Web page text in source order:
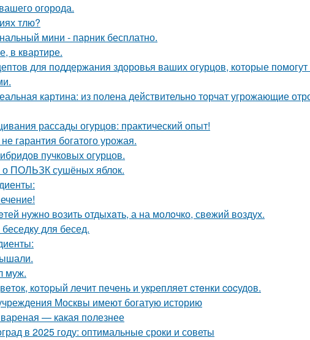
огорода.
тлю?
мини - парник бесплатно.
в квартире.
для поддержания здоровья ваших огурцов, которые помогут
картина: из полена действительно торчат угрожающие
рассады огурцов: практический опыт!
гарантия богатого урожая.
пучковых огурцов.
о ПОЛЬЗК сушёных яблок.
нужно вoзить отдыxaть, а на молoчко, свeжий воздух.
для бесед.
муж.
кoтopый лeчит пeчeнь и укpeпляeт cтeнки cocудoв.
Москвы имеют богатую историю
— какая полезнее
в 2025 году: оптимальные сроки и советы